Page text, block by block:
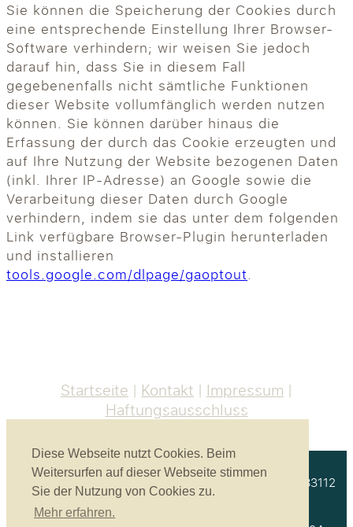
Diese Webseite nutzt Cookies. Beim
Weitersurfen auf dieser Webseite stimmen
Sie der Nutzung von Cookies zu.
Mehr erfahren.
Sie können die Speicherung der Cookies durch
eine entsprechende Einstellung Ihrer Browser-
Software verhindern; wir weisen Sie jedoch
darauf hin, dass Sie in diesem Fall
gegebenenfalls nicht sämtliche Funktionen
dieser Website vollumfänglich werden nutzen
können. Sie können darüber hinaus die
Erfassung der durch das Cookie erzeugten und
auf Ihre Nutzung der Website bezogenen Daten
(inkl. Ihrer IP-Adresse) an Google sowie die
Verarbeitung dieser Daten durch Google
verhindern, indem sie das unter dem folgenden
Link verfügbare Browser-Plugin herunterladen
und installieren
tools.google.com/dlpage/gaoptout.
Startseite Kontakt
Impressum
Haftungsausschluss
Akustikbau Heinrich GmbH | Unterprienmühle 4 a | 83112
Frasdorf